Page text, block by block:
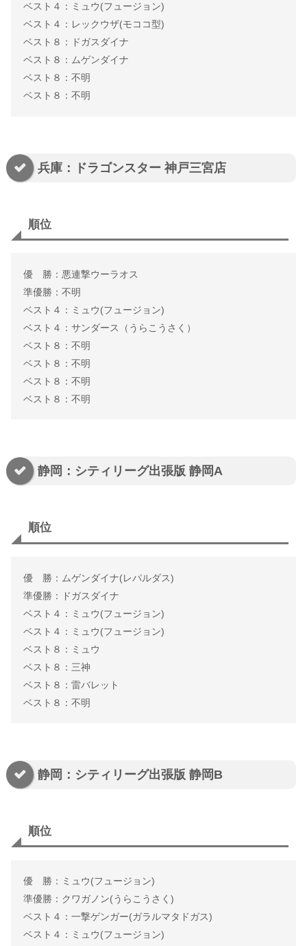
ベスト４：ミュウ(フュージョン)
ベスト４：レックウザ(モココ型)
ベスト８：ドガスダイナ
ベスト８：ムゲンダイナ
ベスト８：不明
ベスト８：不明
兵庫：ドラゴンスター 神戸三宮店
順位
優 勝：悪連撃ウーラオス
準優勝：不明
ベスト４：ミュウ(フュージョン)
ベスト４：サンダース（うらこうさく）
ベスト８：不明
ベスト８：不明
ベスト８：不明
ベスト８：不明
静岡：シティリーグ出張版 静岡A
順位
優 勝：ムゲンダイナ(レパルダス)
準優勝：ドガスダイナ
ベスト４：ミュウ(フュージョン)
ベスト４：ミュウ(フュージョン)
ベスト８：ミュウ
ベスト８：三神
ベスト８：雷バレット
ベスト８：不明
静岡：シティリーグ出張版 静岡B
順位
優 勝：ミュウ(フュージョン)
準優勝：クワガノン(うらこうさく)
ベスト４：一撃ゲンガー(ガラルマタドガス)
ベスト４：ミュウ(フュージョン)